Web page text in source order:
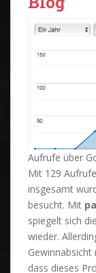
Aufrufe über
Mit 129
insgesamt
besucht. Mit
spiegelt sich
wieder.
dass dieses